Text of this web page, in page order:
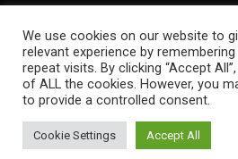
Raíces
© 2026 Raíces. All rights
reserved.
We use cookies on our website to
relevant experience by
repeat visits. By clicking “Accept
of ALL the cookies. However, you
to provide a controlled consent.
Cookie Settings Accept All